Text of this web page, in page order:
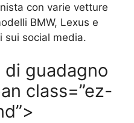
con varie vetture
BMW, Lexus e
sui social media.
di guadagno
class=”ez-